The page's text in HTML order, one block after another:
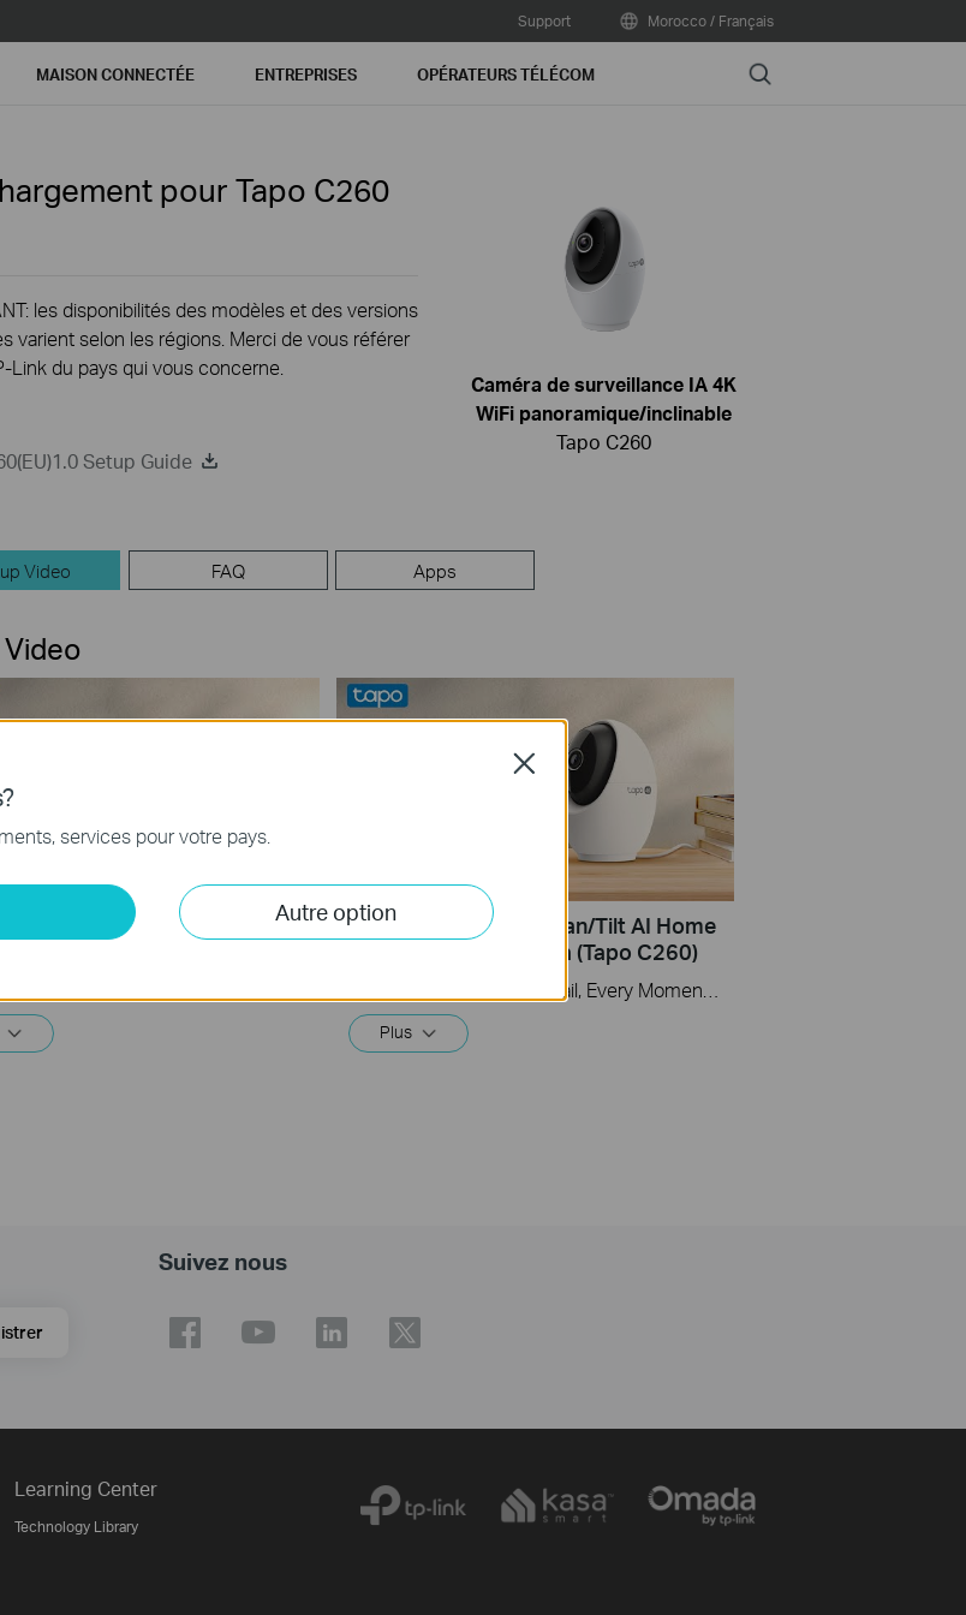
Support Morocco / Français
MAISON CONNECTÉE ENTREPRISES OPÉRATEURS TÉLÉCOM Search
pour Tapo C260
les disponibilités des modèles et des versions
varient selon les régions. Merci de vous référer
Link du pays qui vous concerne.
Setup Guide
Caméra de surveillance IA 4K
WiFi panoramique/inclinable
Tapo C260
Video FAQ Apps
Mount Tapo Pan/Tilt AI Home
How to Set Up Tapo Pan/Tilt AI Home
Security Wi-Fi Camera (Tapo C260)
Plus
Suivez nous
Learning Center
Technology Library
services pour votre pays.
Autre option
Close